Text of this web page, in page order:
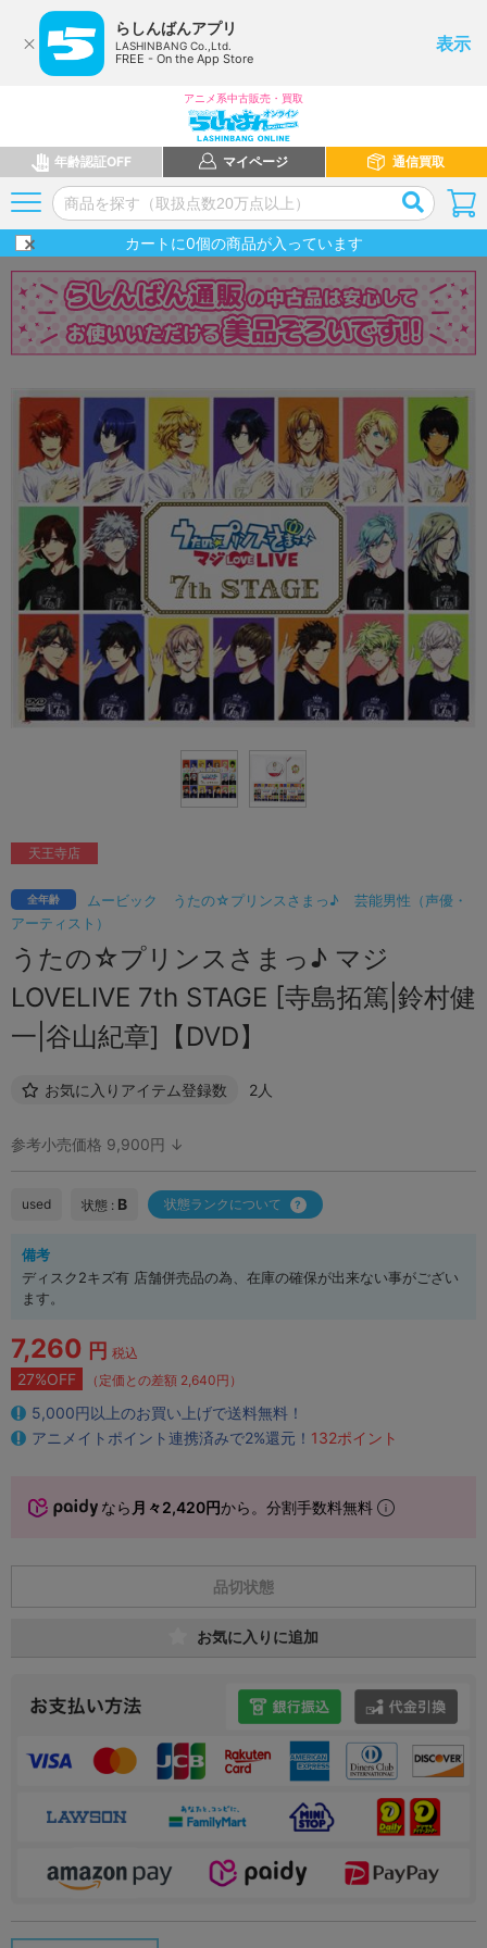
らしんばんアプリ
LASHINBANG Co.,Ltd.
FREE - On the App Store
表示
アニメ系中古販売・買取
年齢認証OFF マイページ 通信買取
カートに0個の商品が入っています
ムービック うたの☆プリンスさまっ♪
芸能男性（声優・
アーティスト）
全年齢
うたの☆プリンスさまっ♪ マジ
LOVELIVE 7th STAGE [寺島拓篤|鈴村健
一|谷山紀章]【DVD】
お気に入りアイテム登録数 2人
天王寺店
参考小売価格 9,900円 ↓
used 状態 : B 状態ランクについて
備考
ディスク2キズ有 店舗併売品の為、在庫の確保が出来ない事がござい
ます。
7,260 円 税込
27%OFF （定価との差額 2,640円）
5,000円以上のお買い上げで送料無料！
アニメイトポイント連携済みで2%還元！ 132ポイント
なら 月々2,420円から。分割手数料無料
品切状態
お気に入りに追加